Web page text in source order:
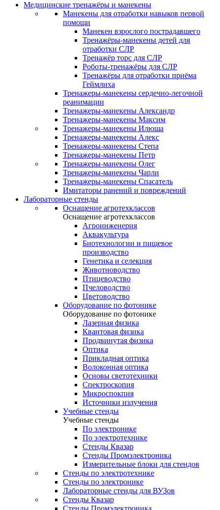
Медицинские тренажёры и манекены
Манекены для отработки навыков первой
помощи
Манекен взрослого пострадавшего
Тренажёры-манекены детей для
отработки СЛР
Тренажёр торс для СЛР
Роботы-тренажёры для СЛР
Тренажёры для отработки приёма
Геймлиха
Тренажеры-манекены сердечно-легочной
реанимации
Тренажеры-манекены Александр
Тренажеры-манекены Максим
Тренажеры-манекены Илюша
Тренажеры-манекены Алекс
Тренажеры-манекены Степа
Тренажеры-манекены Петр
Тренажеры-манекены Олег
Тренажеры-манекены Чарли
Тренажеры-манекены Спасатель
Имитаторы ранений и повреждений
Лабораторные стенды
Оснащение агротехклассов
Оснащение агротехклассов
Агроинженерия
Аквакультура
Биотехнологии и пищевое
производство
Генетика и селекция
Животноводство
Птицеводство
Пчеловодство
Цветоводство
Оборудование по фотонике
Оборудование по фотонике
Лазерная физика
Квантовая физика
Продвинутая физика
Оптика
Прикладная оптика
Волоконная оптика
Основы светотехники
Спектроскопия
Микроспокпия
Источники излучения
Учебные стенды
Учебные стенды
По электронике
По электротехнике
Стенды Квазар
Стенды Промэлектроника
Измерительные блоки для стендов
Стенды по электротехнике
Стенды по электронике
Лабораторные стенды для ВУЗов
Стенды Квазар
Стенды Промэлектроника